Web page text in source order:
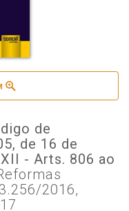
de
de 16 de
- Arts. 806 ao
2016,